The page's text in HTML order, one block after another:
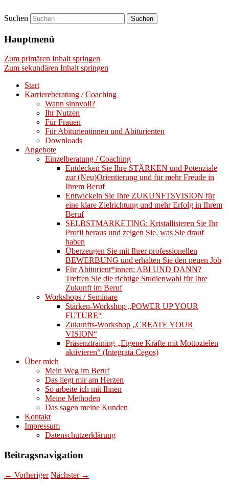
Gaby Regler
Laufbahn- und Karriereberatung
Suchen
Hauptmenü
Zum primären Inhalt springen
Zum sekundären Inhalt springen
Start
Karriereberatung / Coaching
Wann sinnvoll?
Ihr Nutzen
Für Frauen
Für Abiturientinnen und Abiturienten
Downloads
Angebote
Einzelberatung / Coaching
Entdecken Sie Ihre STÄRKEN und Potenziale
zur (Neu)Orientierung und für mehr Freude in
Ihrem Beruf
Entwickeln Sie Ihre ZUKUNFTSVISION für
eine klare Zielrichtung und mehr Erfolg in Ihrem
Beruf
SELBSTMARKETING: Kristallisieren Sie Ihr
Profil heraus und zeigen Sie, was Sie drauf
haben
Überzeugen Sie mit Ihrer professionellen
BEWERBUNG und erhalten Sie den neuen Job
Für Abiturient*innen: ABI UND DANN?
Treffen Sie die richtige Studienwahl für Ihre
Zukunft im Beruf
Workshops / Seminare
Stärken-Workshop „POWER UP YOUR
FUTURE“
Zukunfts-Workshop „CREATE YOUR
VISION“
Präsenztraining „Eigene Kräfte mit Mottozielen
aktivieren“ (Integrata Cegos)
Über mich
Mein Weg im Beruf
Das liegt mir am Herzen
So arbeite ich mit Ihnen
Meine Methoden
Das sagen meine Kunden
Kontakt
Impressum
Datenschutzerklärung
Beitragsnavigation
← Vorheriger Nächster →